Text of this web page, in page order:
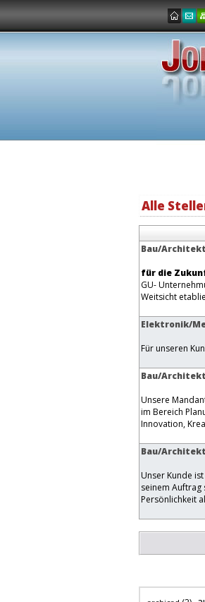
Alle
Bau/
für die
GU-
Weitsicht
Elektronik/
Für unseren
Bau/
Unsere
im Bereich
Innovation,
Bau/
Unser Kunde
seinem
Persönlichkeit